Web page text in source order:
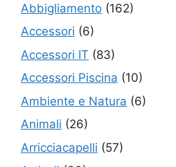
Abbigliamento (162)
Accessori (6)
Accessori IT (83)
Accessori Piscina (10)
Ambiente e Natura (6)
Animali (26)
Arricciacapelli (57)